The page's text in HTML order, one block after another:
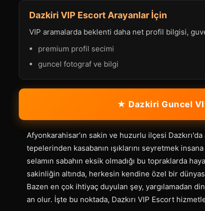
Dazkiri VIP Escort Arayanlar İçin
VIP aramalarda beklenti daha net profil bilgisi,
premium profil secimi
guncel fotograf ve bilgi
★ Dazkiri Guncel
Afyonkarahisar’ın sakin ve huzurlu ilçesi
tepelerinden kasabanın ışıklarını seyretmek
selamın sabahın eksik olmadığı bu topraklarda
sakinliğin altında, herkesin kendine özel bir
Bazen en çok ihtiyaç duyulan şey, yargılamadan
an olur. İşte bu noktada, Dazkırı VIP Escort